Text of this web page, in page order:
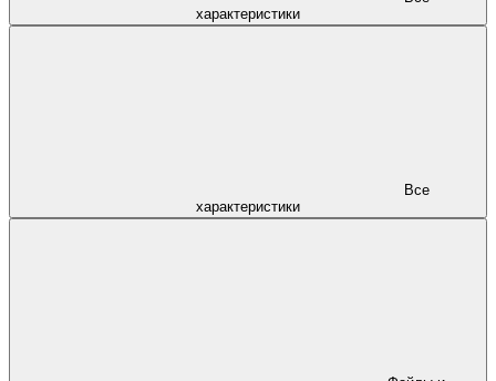
характеристики
характеристики